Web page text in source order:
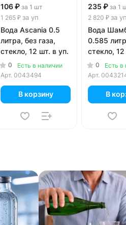
106 ₽ за 1 шт
1 265 ₽ за уп
Вода Ascania 0.5
литра, без газа,
стекло, 12 шт. в уп.
0
Есть в наличии
Арт. 0043494
В корзину
235 ₽ за 1
2 820 ₽ за
Вода
0.585
стекло,
0
Есть в
Арт.
В